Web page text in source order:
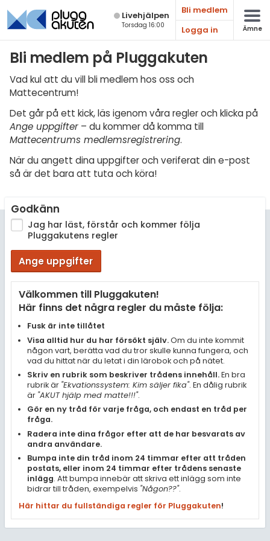
Live­hjälpen
Torsdag 16:00
Bli medlem
Logga in
Ämne
Bli medlem på Pluggakuten
Vad kul att du vill bli medlem hos oss och
Mattecentrum!
Det går på ett kick, läs igenom våra regler och klicka på
Ange uppgifter – du kommer då komma till
Mattecentrums medlemsregistrering.
När du angett dina uppgifter och veriferat din e-post
så är det bara att tuta och köra!
Godkänn
Jag har läst, förstår och kommer följa
Pluggakutens regler
Ange uppgifter
Välkommen till Pluggakuten!
Här finns det några regler du måste följa:
Fusk är inte tillåtet
Visa alltid hur du har försökt själv.Om du inte kommit
någon vart, berätta vad du tror skulle kunna fungera, och
vad du hittat när du letat i din lärobok och på nätet.
Skriv en rubrik som beskriver trådens innehåll.En bra
rubrik är "Ekvationssystem: Kim säljer fika". En dålig rubrik
är "AKUT hjälp med matte!!!".
Gör en ny tråd för varje fråga, och endast en tråd per
fråga.
Radera inte dina frågor efter att de har besvarats av
andra användare.
Bumpa inte din tråd inom 24 timmar efter att tråden
postats, eller inom 24 timmar efter trådens senaste
inlägg. Att bumpa innebär att skriva ett inlägg som inte
bidrar till tråden, exempelvis "Någon??".
Här hittar du fullständiga regler för Pluggakuten!
Matematik
Fysik
Biologi
Teknik & Bygg
Programmering
Engelska
Ekonomi
Övriga diskussioner
Livehjälpen
Regler
För lärare
4 inloggade
Om Pluggakuten